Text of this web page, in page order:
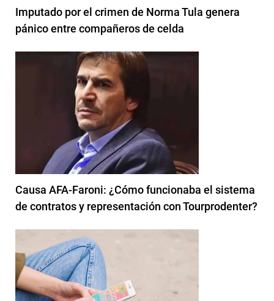
Imputado por el crimen de Norma Tula genera
pánico entre compañeros de celda
Causa AFA-Faroni: ¿Cómo funcionaba el sistema
de contratos y representación con Tourprodenter?